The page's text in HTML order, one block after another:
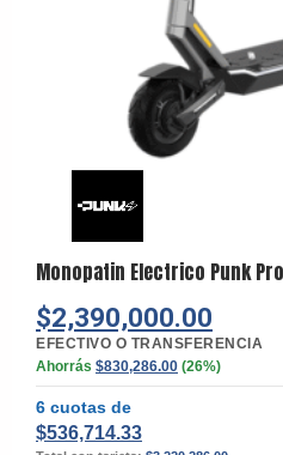
Monopatin Electrico Punk
$2,390,000.00
EFECTIVO O TRANSFERENCIA
Ahorrás $830,286.00 (26%)
6 cuotas de
$536,714.33